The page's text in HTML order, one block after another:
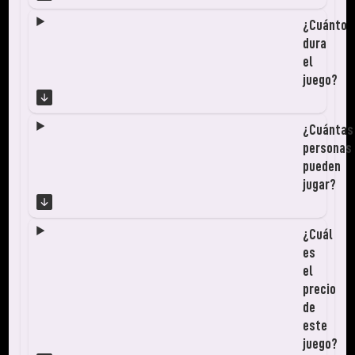
¿Cuánto
dura
el
juego?
¿Cuántas
personas
pueden
jugar?
¿Cuál
es
el
precio
de
este
juego?